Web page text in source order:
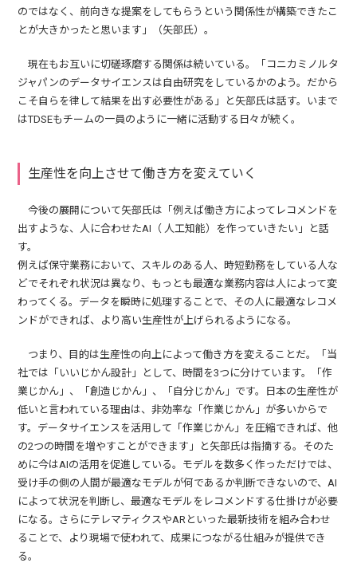
のではなく、前向きな提案をしてもらうという関係性が構築できたこ
とが大きかったと思います」（矢部氏）。
現在もお互いに切磋琢磨する関係は続いている。「コニカミノルタ
ジャパンのデータサイエンスは自由研究をしているかのよう。だから
こそ自らを律して結果を出す必要性がある」と矢部氏は話す。いまで
はTDSEもチームの一員のように一緒に活動する日々が続く。
生産性を向上させて働き方を変えていく
今後の展開について矢部氏は「例えば働き方によってレコメンドを
出すような、人に合わせたAI（ 人工知能）を作っていきたい」と話
す。
例えば保守業務において、スキルのある人、時短勤務をしている人な
どでそれぞれ状況は異なり、もっとも最適な業務内容は人によって変
わってくる。データを瞬時に処理することで、その人に最適なレコメ
ンドができれば、より高い生産性が上げられるようになる。
つまり、目的は生産性の向上によって働き方を変えることだ。「当
社では「いいじかん設計」として、時間を3つに分けています。「作
業じかん」、「創造じかん」、「自分じかん」です。日本の生産性が
低いと言われている理由は、非効率な「作業じかん」が多いからで
す。データサイエンスを活用して「作業じかん」を圧縮できれば、他
の2つの時間を増やすことができます」と矢部氏は指摘する。そのた
めに今はAIの活用を促進している。モデルを数多く作っただけでは、
受け手の側の人間が最適なモデルが何であるか判断できないので、AI
によって状況を判断し、最適なモデルをレコメンドする仕掛けが必要
になる。さらにテレマティクスやARといった最新技術を組み合わせ
ることで、より現場で使われて、成果につながる仕組みが提供でき
る。